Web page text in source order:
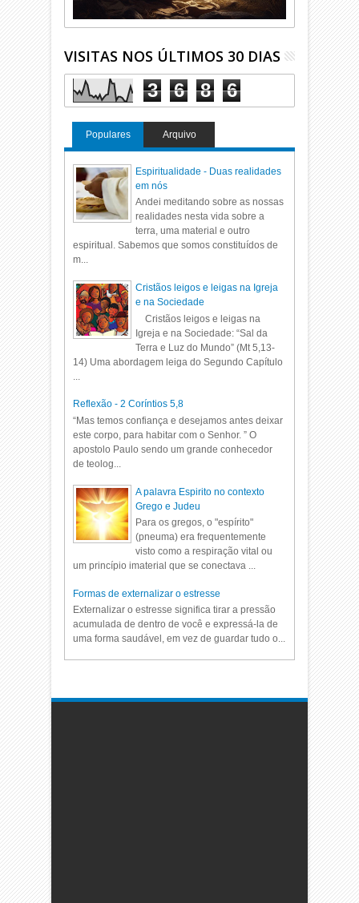
VISITAS NOS ÚLTIMOS 30 DIAS
3 6 8 6
Populares Arquivo
Espiritualidade - Duas realidades
em nós
Andei meditando sobre as nossas
realidades nesta vida sobre a
terra, uma material e outro
espiritual. Sabemos que somos constituídos de
m...
Cristãos leigos e leigas na Igreja
e na Sociedade
Cristãos leigos e leigas na
Igreja e na Sociedade: “Sal da
Terra e Luz do Mundo” (Mt 5,13-
14) Uma abordagem leiga do Segundo Capítulo
Reflexão - 2 Coríntios 5,8
“Mas temos confiança e desejamos antes deixar
este corpo, para habitar com o Senhor. ” O
apostolo Paulo sendo um grande conhecedor
de teolog...
A palavra Espirito no contexto
Grego e Judeu
Para os gregos, o "espírito"
(pneuma) era frequentemente
visto como a respiração vital ou
um princípio imaterial que se conectava ...
Formas de externalizar o estresse
Externalizar o estresse significa tirar a pressão
acumulada de dentro de você e expressá-la de
uma forma saudável, em vez de guardar tudo o...